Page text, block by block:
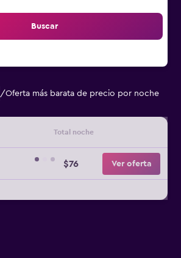
Buscar
/Oferta más barata de precio por noche
Total noche
$76 Ver oferta